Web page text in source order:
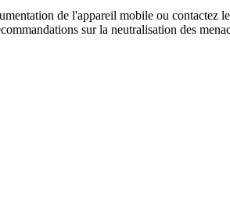
de l'appareil mobile ou contactez
sur la neutralisation des